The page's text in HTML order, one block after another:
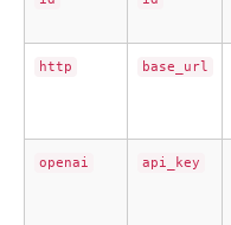
http base_url
openai api_key